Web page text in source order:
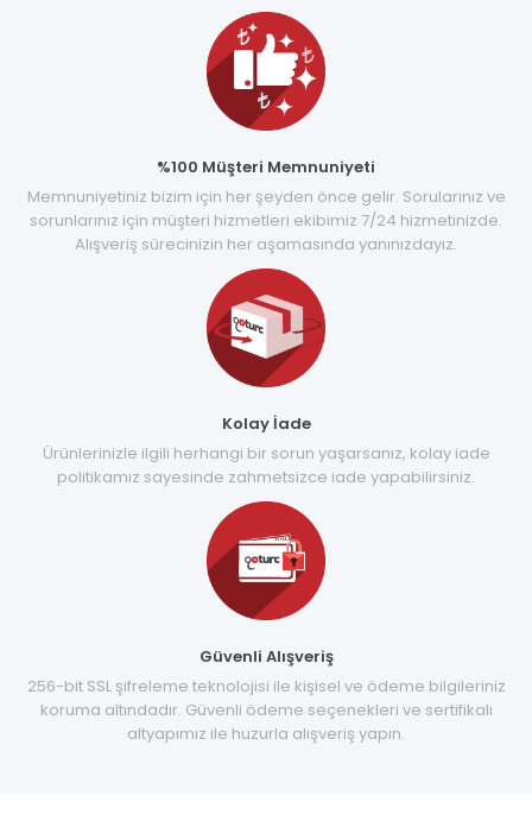
%100 Müşteri Memnuniyeti
Memnuniyetiniz bizim için her şeyden önce gelir. Sorularınız ve
sorunlarınız için müşteri hizmetleri ekibimiz 7/24 hizmetinizde.
Alışveriş sürecinizin her aşamasında yanınızdayız.
Kolay İade
Ürünlerinizle ilgili herhangi bir sorun yaşarsanız, kolay iade
politikamız sayesinde zahmetsizce iade yapabilirsiniz.
Güvenli Alışveriş
256-bit SSL şifreleme teknolojisi ile kişisel ve ödeme bilgileriniz
koruma altındadır. Güvenli ödeme seçenekleri ve sertifikalı
altyapımız ile huzurla alışveriş yapın.